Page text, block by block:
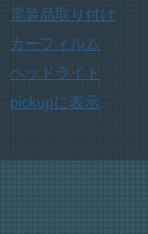
電装品取り付け
カーフィルム
ヘッドライト
pickupに表示